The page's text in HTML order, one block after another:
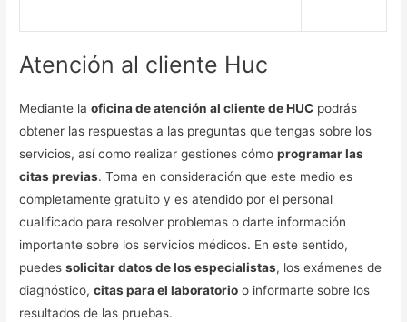
Atención al cliente Huc
Mediante laoficina de atención al cliente de HUC podrás
obtener las respuestas a las preguntas que tengas sobre los
servicios, así como realizar gestiones cómoprogramar las
citas previas. Toma en consideración que este medio es
completamente gratuito y es atendido por el personal
cualificado para resolver problemas o darte información
importante sobre los servicios médicos. En este sentido,
puedessolicitar datos de los especialistas, los exámenes de
diagnóstico,citas para el laboratorio o informarte sobre los
resultados de las pruebas.